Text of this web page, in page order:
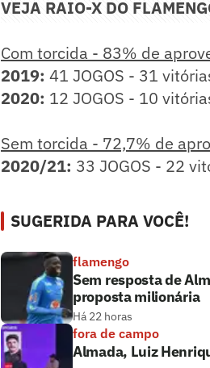
VEJA RAIO-X DO
Com torcida - 83% de
2019: 41 JOGOS - 31
2020: 12 JOGOS - 10
Sem torcida - 72,7% de
2020/21: 33 JOGOS - 22
SUGERIDA PARA VOCÊ!
flamengo
Sem resposta de
proposta milionária
Há 22 horas
fora de campo
Almada, Luiz